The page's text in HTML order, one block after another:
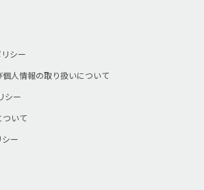
シー
人情報の取り扱いについて
シー
いて
ー